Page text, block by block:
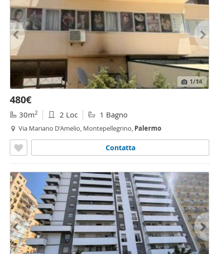
1/14
480€
30m2 2 Loc 1 Bagno
Via Mariano D'Amelio, Montepellegrino, Palermo
Contatta